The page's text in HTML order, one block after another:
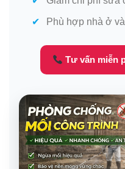
Phù hợp nhà ở
Tư vấn miễn